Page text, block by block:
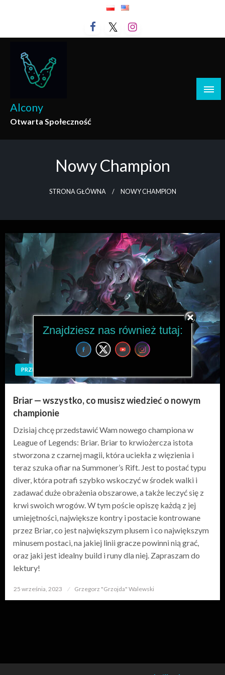
Alcony
Otwarta Społeczność
Nowy Champion
STRONA GŁÓWNA NOWY CHAMPION
PRZEDSTAWIENIE POSTACI
Briar — wszystko, co musisz wiedzieć o nowym
championie
Dzisiaj chcę przedstawić Wam nowego championa w
League of Legends: Briar. Briar to krwiożercza istota
stworzona z czarnej magii, która uciekła z więzienia i
teraz szuka ofiar na Summoner’s Rift. Jest to postać typu
diver, która potrafi szybko wskoczyć w środek walki i
zadawać duże obrażenia obszarowe, a także leczyć się z
krwi swoich wrogów. W tym poście opiszę każdą z jej
umiejętności, największe kontry i postacie kontrowane
przez Briar, co jest największym plusem i co największym
minusem postaci, na jakiej linii gracze powinni nią grać,
oraz jaki jest idealny build i runy dla niej. Zapraszam do
lektury!
Opublikowane
25 września, 2023 Grzegorz "Grzojda" Walewski
Znajdziesz nas również tutaj: